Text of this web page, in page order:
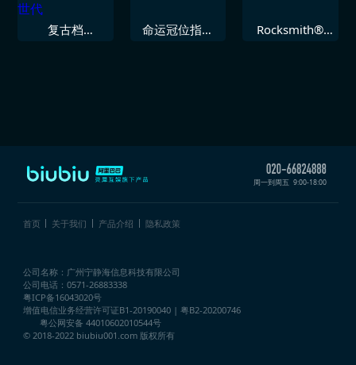
复古档
命运冠位指定
Rocksmith®
周一到周五 9:00-18:00
首页 关于我们 产品介绍 隐私政策
公司名称：广州宁静海信息科技有限公司
公司电话：0571-26883338
粤ICP备16043020号
增值电信业务经营许可证B1-20190040 | 粤B2-20200746
粤公网安备 44010602010544号
© 2018-2022 biubiu001.com 版权所有